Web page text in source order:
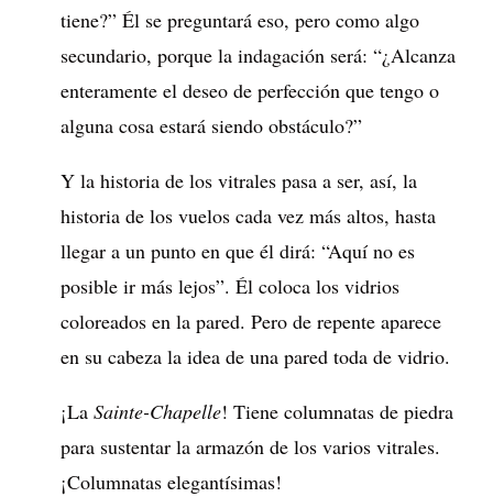
tiene?” Él se preguntará eso, pero como algo
secundario, porque la indagación será: “¿Alcanza
enteramente el deseo de perfección que tengo o
alguna cosa estará siendo obstáculo?”
Y la historia de los vitrales pasa a ser, así, la
historia de los vuelos cada vez más altos, hasta
llegar a un punto en que él dirá: “Aquí no es
posible ir más lejos”. Él coloca los vidrios
coloreados en la pared. Pero de repente aparece
en su cabeza la idea de una pared toda de vidrio.
¡La Sainte-Chapelle! Tiene columnatas de piedra
para sustentar la armazón de los varios vitrales.
¡Columnatas elegantísimas!